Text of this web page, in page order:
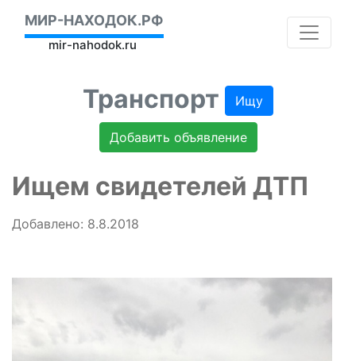
МИР-НАХОДОК.РФ
mir-nahodok.ru
Транспорт Ищу
Добавить объявление
Ищем свидетелей ДТП
Добавлено: 8.8.2018